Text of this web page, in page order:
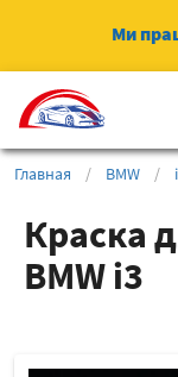
Ми
Главная / BMW /
Краска
BMW i3